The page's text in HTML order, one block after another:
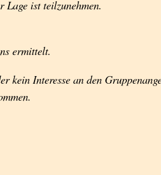
Lage ist teilzunehmen.
ermittelt.
kein Interesse an den